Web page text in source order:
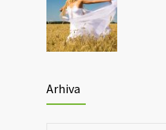
Arhiva